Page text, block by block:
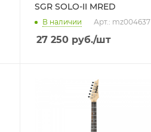
SGR SOLO-II MRED
В наличии Арт.: mz004637
27 250руб./шт